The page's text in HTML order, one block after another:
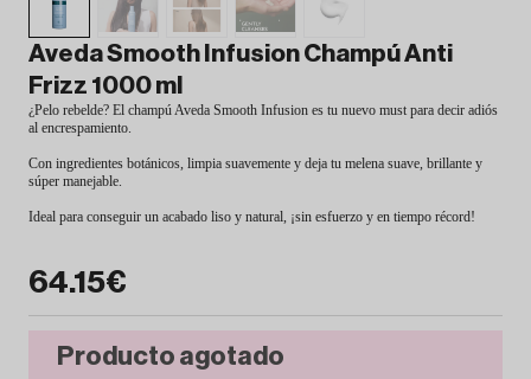
Aveda Smooth Infusion Champú Anti
Frizz 1000 ml
¿Pelo rebelde? El champú Aveda Smooth Infusion es tu nuevo must para decir adiós
al encrespamiento.
Con ingredientes botánicos, limpia suavemente y deja tu melena suave, brillante y
súper manejable.
Ideal para conseguir un acabado liso y natural, ¡sin esfuerzo y en tiempo récord!
64.15€
Producto agotado